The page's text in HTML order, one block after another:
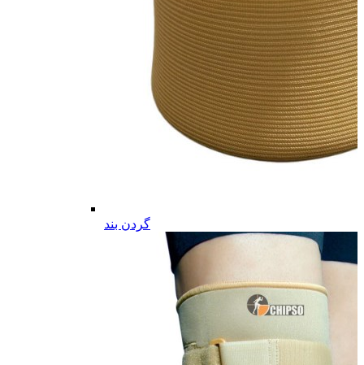
گردن بند